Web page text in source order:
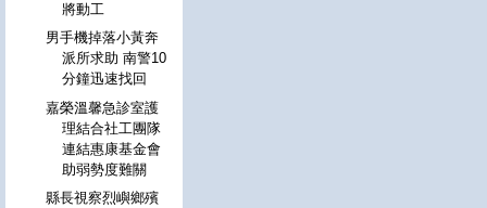
將動工
男手機掉落小黃奔
派所求助 南警10
分鐘迅速找回
嘉榮溫馨急診室護
理結合社工團隊
連結惠康基金會
助弱勢度難關
縣長視察烈嶼鄉殯